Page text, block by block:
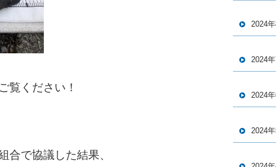
覧ください！
合で協議した結果、
2024年
2024年
2024年
2024年